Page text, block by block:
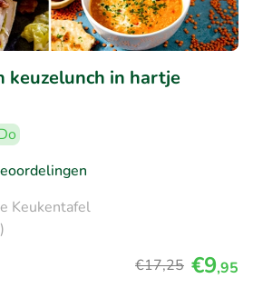
keuzelunch in hartje
Keukentafel
€17,25 €9,95